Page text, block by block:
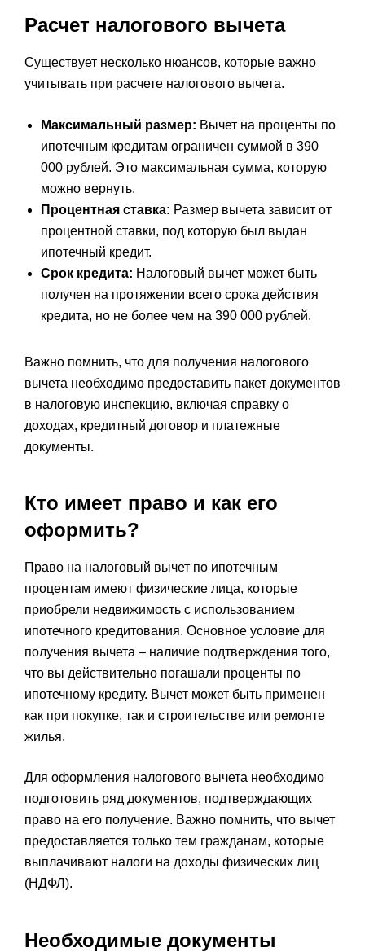
Расчет налогового вычета
Существует несколько нюансов, которые важно
учитывать при расчете налогового вычета.
Максимальный размер: Вычет на проценты по
ипотечным кредитам ограничен суммой в 390
000 рублей. Это максимальная сумма, которую
можно вернуть.
Процентная ставка: Размер вычета зависит от
процентной ставки, под которую был выдан
ипотечный кредит.
Срок кредита: Налоговый вычет может быть
получен на протяжении всего срока действия
кредита, но не более чем на 390 000 рублей.
Важно помнить, что для получения налогового
вычета необходимо предоставить пакет документов
в налоговую инспекцию, включая справку о
доходах, кредитный договор и платежные
документы.
Кто имеет право и как его
оформить?
Право на налоговый вычет по ипотечным
процентам имеют физические лица, которые
приобрели недвижимость с использованием
ипотечного кредитования. Основное условие для
получения вычета – наличие подтверждения того,
что вы действительно погашали проценты по
ипотечному кредиту. Вычет может быть применен
как при покупке, так и строительстве или ремонте
жилья.
Для оформления налогового вычета необходимо
подготовить ряд документов, подтверждающих
право на его получение. Важно помнить, что вычет
предоставляется только тем гражданам, которые
выплачивают налоги на доходы физических лиц
(НДФЛ).
Необходимые документы